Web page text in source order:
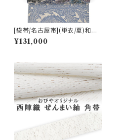
[袋帯/名古屋帯](単衣/夏)和染
紅型 栗山吉三郎 謹製 アザミ
本麻 日本製(商品番号:22389)
¥131,000